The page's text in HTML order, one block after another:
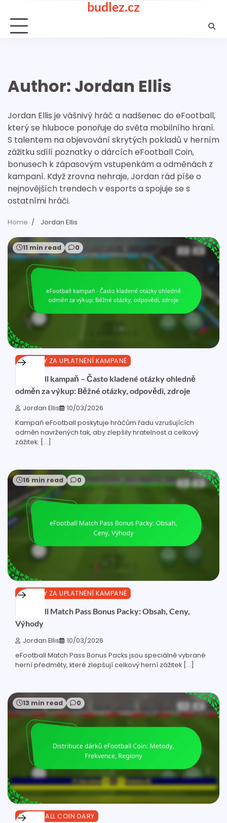
content
budlez.cz
Author: Jordan Ellis
Jordan Ellis je vášnivý hráč a nadšenec do eFootball,
který se hluboce ponořuje do světa mobilního hraní.
S talentem na objevování skrytých pokladů v herním
zážitku sdílí poznatky o dárcích eFootball Coin,
bonusech k zápasovým vstupenkám a odměnách z
kampaní. Když zrovna nehraje, Jordan rád píše o
nejnovějších trendech v esports a spojuje se s
ostatními hráči.
Home Jordan Ellis
11 min read 0
ODMĚNY ZA UPLATNĚNÍ KAMPANĚ
eFootball kampaň – Často kladené otázky ohledně
odměn za výkup: Běžné otázky, odpovědi, zdroje
Jordan Ellis 10/03/2026
Kampaň eFootball poskytuje hráčům řadu vzrušujících
odměn navržených tak, aby zlepšily hratelnost a celkový
zážitek. […]
16 min read 0
ODMĚNY ZA UPLATNĚNÍ KAMPANĚ
eFootball Match Pass Bonus Packy: Obsah, Ceny,
Výhody
Jordan Ellis 10/03/2026
eFootball Match Pass Bonus Packs jsou speciálně vybrané
herní předměty, které zlepšují celkový herní zážitek […]
13 min read 0
EFOOTBALL COIN DARY